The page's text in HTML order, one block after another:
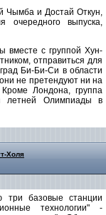
Чымба и Достай Откун,
очередного выпуска,
вместе с группой Хун-
отправиться для
Би-Би-Си в области
не претендуют ни на
Лондона, группа
летней Олимпиады в
Холя
три базовые станции
технологии" -